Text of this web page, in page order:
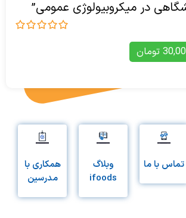
در میکروبیولوژی عمومی”
تومان
تماس با ما
وبلاگ
ifoods
همکاری با
مدرسین